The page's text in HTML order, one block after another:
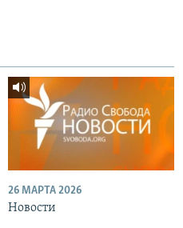
26 МАРТА 2026
Новости